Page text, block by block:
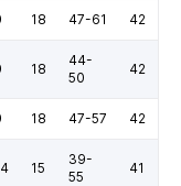
18 47-61 42
18
44-
50
42
18 47-57 42
15
39-
55
41